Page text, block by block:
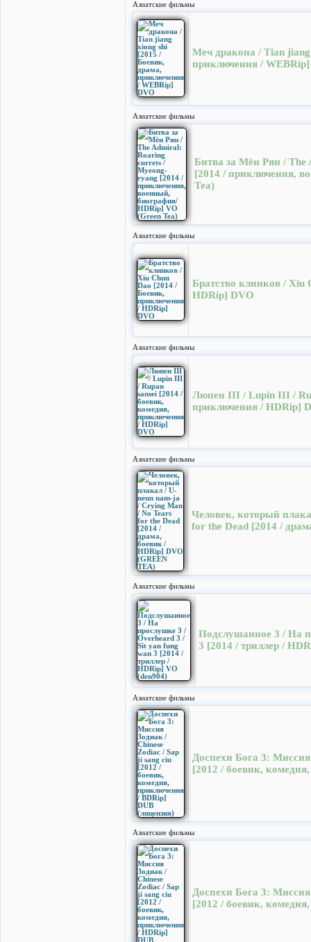
Азиатские фильмы
Меч дракона / Tian
приключения /
Азиатские фильмы
Битва за Мён Рян /
[2014 / приключения,
Tea)
Азиатские фильмы
Братство клинков / Xiu
HDRip] DVO
Азиатские фильмы
Люпен III / Lupin III /
приключения / HDRip]
Азиатские фильмы
Человек, который
for the Dead [2014 /
Азиатские фильмы
Подслушанное 3 / На
3 [2014 / триллер /
Азиатские фильмы
Доспехи Бога 3:
[2012 / боевик,
Азиатские фильмы
Доспехи Бога 3:
[2012 / боевик,